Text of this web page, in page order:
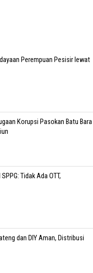
Perempuan Pesisir lewat
Korupsi Pasokan Batu Bara
Tidak Ada OTT,
dan DIY Aman, Distribusi